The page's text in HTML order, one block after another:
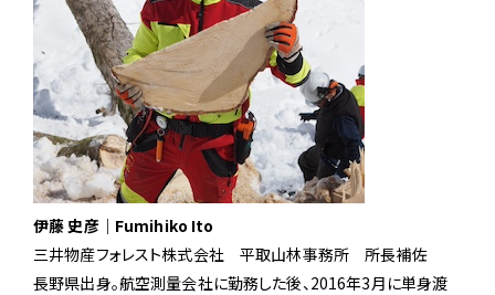
伊藤 史彦｜Fumihiko Ito
三井物産フォレスト株式会社 平取山林事務所 所長補佐
長野県出身。航空測量会社に勤務した後、2016年3月に単身渡